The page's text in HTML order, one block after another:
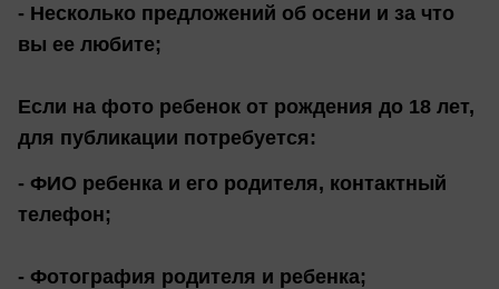
- Несколько предложений об осени и за что
вы ее любите;
Если на фото ребенок от рождения до 18 лет,
для публикации потребуется:
- ФИО ребенка и его родителя, контактный
телефон;
- Фотография родителя и ребенка;